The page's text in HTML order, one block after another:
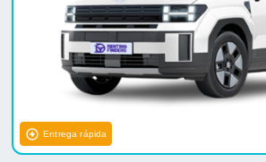
Entrega rápida